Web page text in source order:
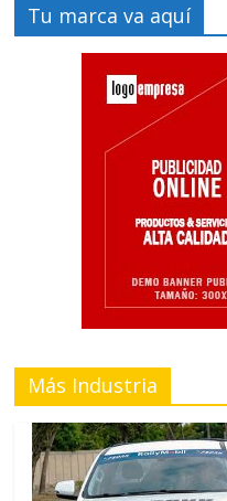
Tu marca va aquí
Más Industria